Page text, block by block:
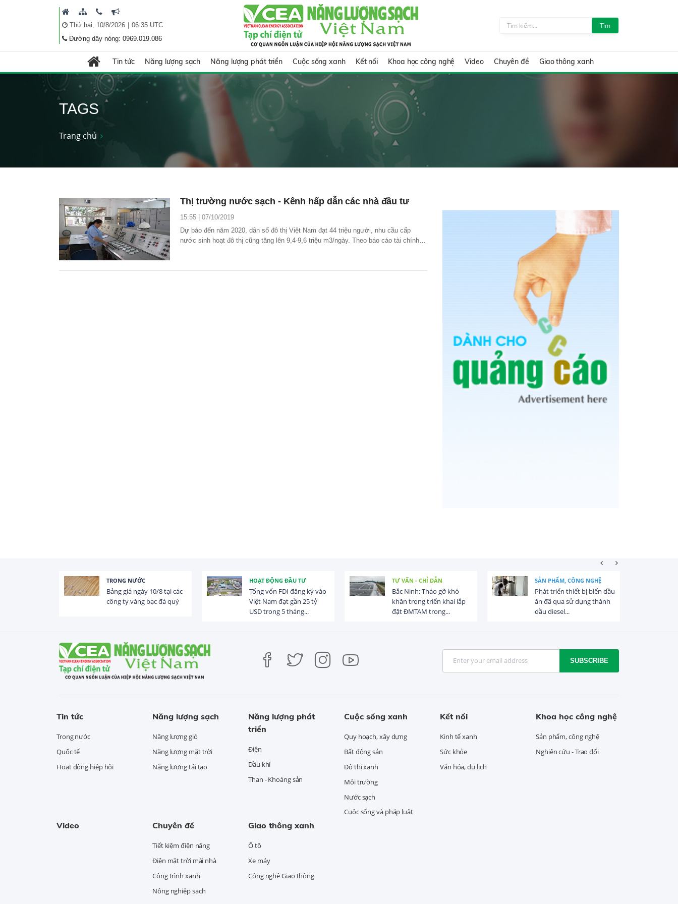
Thứ hai, 10/8/2026| 06:35 UTC
Đường dây nóng: 0969.019.086
Tìm
Tin tức Năng lượng sạch Năng lượng phát triển Cuộc sống xanh Kết nối Khoa học công nghệ Video Chuyên đề Giao thông xanh
TAGS
Trang chủ
Thị trường nước sạch - Kênh hấp dẫn các nhà đầu tư
15:55 | 07/10/2019
Dự báo đến năm 2020, dân số đô thị Việt Nam đạt 44 triệu người, nhu cầu cấp
nước sinh hoạt đô thị cũng tăng lên 9,4-9,6 triệu m3/ngày. Theo báo cáo tài chính
TRONG NƯỚC
Bảng giá ngày 10/8 tại các
công ty vàng bạc đá quý
HOẠT ĐỘNG ĐẦU TƯ
Tổng vốn FDI đăng ký vào
Việt Nam đạt gần 25 tỷ
USD trong 5 tháng...
TƯ VẤN - CHỈ DẪN
Bắc Ninh: Tháo gỡ khó
khăn trong triển khai lắp
đặt ĐMTAM trong...
SẢN PHẨM, CÔNG NGHỆ
Phát triển thiết bị biến dầu
ăn đã qua sử dụng thành
dầu diesel...
SUBSCRIBE
Tin tức
Trong nước
Quốc tế
Hoạt động hiệp hội
Năng lượng sạch
Năng lượng gió
Năng lượng mặt trời
Năng lượng tái tạo
Năng lượng phát
triển
Điện
Dầu khí
Than - Khoáng sản
Cuộc sống xanh
Quy hoạch, xây dựng
Bất động sản
Đô thị xanh
Môi trường
Nước sạch
Cuộc sống và pháp luật
Kết nối
Kinh tế xanh
Sức khỏe
Văn hóa, du lịch
Khoa học công nghệ
Sản phẩm, công nghệ
Nghiên cứu - Trao đổi
Video Chuyên đề
Tiết kiệm điện năng
Điện mặt trời mái nhà
Công trình xanh
Nông nghiệp sạch
Giao thông xanh
Ô tô
Xe máy
Công nghệ Giao thông